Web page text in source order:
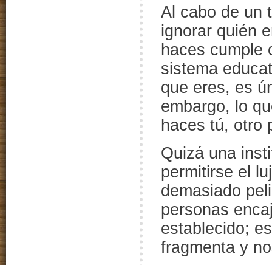
Al cabo de un
ignorar quién
haces cumple
sistema
que eres, es
embargo, lo
haces tú, otro
Quizá una
permitirse el
demasiado
personas
establecido;
fragmenta y